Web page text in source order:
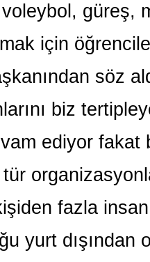
güreş,
için
söz
biz
ediyor
fazla
yurt dışından